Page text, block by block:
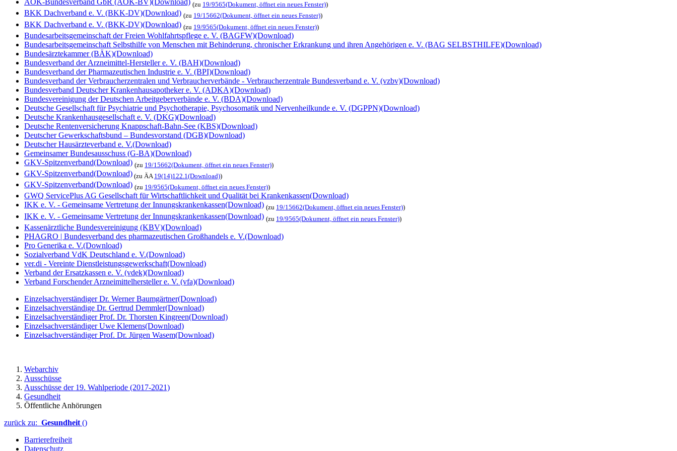
AOK-Bundesverband GbR (AOK-BV)(Download) (zu 19/9565(Dokument, öffnet ein neues Fenster))
BKK Dachverband e. V. (BKK-DV)(Download) (zu 19/15662(Dokument, öffnet ein neues Fenster))
BKK Dachverband e. V. (BKK-DV)(Download) (zu 19/9565(Dokument, öffnet ein neues Fenster))
Bundesarbeitsgemeinschaft der Freien Wohlfahrtspflege e. V. (BAGFW)(Download)
Bundesarbeitsgemeinschaft Selbsthilfe von Menschen mit Behinderung, chronischer Erkrankung und ihren Angehörigen e. V. (BAG SELBSTHILFE)(Download)
Bundesärztekammer (BÄK)(Download)
Bundesverband der Arzneimittel-Hersteller e. V. (BAH)(Download)
Bundesverband der Pharmazeutischen Industrie e. V. (BPI)(Download)
Bundesverband der Verbraucherzentralen und Verbraucherverbände - Verbraucherzentrale Bundesverband e. V. (vzbv)(Download)
Bundesverband Deutscher Krankenhausapotheker e. V. (ADKA)(Download)
Bundesvereinigung der Deutschen Arbeitgeberverbände e. V. (BDA)(Download)
Deutsche Gesellschaft für Psychiatrie und Psychotherapie, Psychosomatik und Nervenheilkunde e. V. (DGPPN)(Download)
Deutsche Krankenhausgesellschaft e. V. (DKG)(Download)
Deutsche Rentenversicherung Knappschaft-Bahn-See (KBS)(Download)
Deutscher Gewerkschaftsbund – Bundesvorstand (DGB)(Download)
Deutscher Hausärzteverband e. V.(Download)
Gemeinsamer Bundesausschuss (G-BA)(Download)
GKV-Spitzenverband(Download) (zu 19/15662(Dokument, öffnet ein neues Fenster))
GKV-Spitzenverband(Download) (zu ÄA19(14)122.1(Download))
GKV-Spitzenverband(Download) (zu 19/9565(Dokument, öffnet ein neues Fenster))
GWQ ServicePlus AG Gesellschaft für Wirtschaftlichkeit und Qualität bei Krankenkassen(Download)
IKK e. V. - Gemeinsame Vertretung der Innungskrankenkassen(Download) (zu 19/15662(Dokument, öffnet ein neues Fenster))
IKK e. V. - Gemeinsame Vertretung der Innungskrankenkassen(Download) (zu 19/9565(Dokument, öffnet ein neues Fenster))
Kassenärztliche Bundesvereinigung (KBV)(Download)
PHAGRO | Bundesverband des pharmazeutischen Großhandels e. V.(Download)
Pro Generika e. V.(Download)
Sozialverband VdK Deutschland e. V.(Download)
ver.di - Vereinte Dienstleistungsgewerkschaft(Download)
Verband der Ersatzkassen e. V. (vdek)(Download)
Verband Forschender Arzneimittelhersteller e. V. (vfa)(Download)
Einzelsachverständiger Dr. Werner Baumgärtner(Download)
Einzelsachverständige Dr. Gertrud Demmler(Download)
Einzelsachverständiger Prof. Dr. Thorsten Kingreen(Download)
Einzelsachverständiger Uwe Klemens(Download)
Einzelsachverständiger Prof. Dr. Jürgen Wasem(Download)
Webarchiv
Ausschüsse
Ausschüsse der 19. Wahlperiode (2017-2021)
Gesundheit
Öffentliche Anhörungen
zurück zu: Gesundheit ()
Barrierefreiheit
Datenschutz